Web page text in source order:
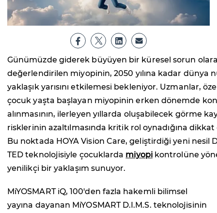
Günümüzde giderek büyüyen bir küresel sorun
değerlendirilen miyopinin, 2050 yılına kadar dünya
yaklaşık yarısını etkilemesi bekleniyor. Uzmanlar,
çocuk yaşta başlayan miyopinin erken dönemde
alınmasının, ilerleyen yıllarda oluşabilecek görme
risklerinin azaltılmasında kritik rol oynadığına
Bu noktada HOYA Vision Care, geliştirdiği yeni nesil
TED teknolojisiyle çocuklarda miyopikontrolüne
yenilikçi bir yaklaşım sunuyor.
MiYOSMART iQ, 100'den fazla hakemli bilimsel
yayına dayanan MiYOSMART D.I.M.S. teknolojisinin